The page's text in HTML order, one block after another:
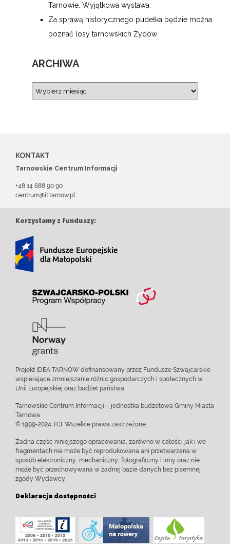
Tarnowie. Wyjątkowa wystawa.
Za sprawą historycznego pudełka będzie można
poznać losy tarnowskich Żydów
ARCHIWA
KONTAKT
Tarnowskie Centrum Informacji
+48 14 688 90 90
centrum@it.tarnow.pl
Korzystamy z funduszy:
Projekt IDEA TARNÓW dofinansowany przez Fundusze Szwajcarskie
wspierające zmniejszanie różnic gospodarczych i społecznych w
Unii Europejskiej oraz budżet państwa
Tarnowskie Centrum Informacji – jednostka budżetowa Gminy Miasta
Tarnowa
© 1999-2024 TCI. Wszelkie prawa zastrzeżone.
Żadna część niniejszego opracowania, zarówno w całości jak i we
fragmentach nie może być reprodukowana ani przetwarzana w
sposób elektroniczny, mechaniczny, fotograficzny i inny oraz nie
może być przechowywana w żadnej bazie danych bez pisemnej
zgody Wydawcy.
Deklaracja dostępności